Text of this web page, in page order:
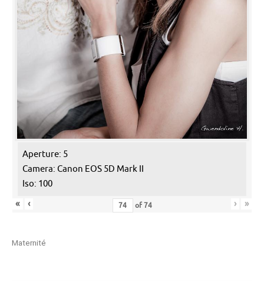
Aperture: 5
Camera: Canon EOS 5D Mark II
Iso: 100
«
‹ of74 › »
Maternité